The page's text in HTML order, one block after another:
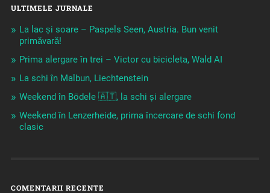
ULTIMELE JURNALE
La lac și soare – Paspels Seen, Austria. Bun venit
primăvară!
Prima alergare în trei – Victor cu bicicleta, Wald AI
La schi în Malbun, Liechtenstein
Weekend în Bödele 🇦🇹, la schi și alergare
Weekend în Lenzerheide, prima încercare de schi fond
clasic
COMENTARII RECENTE